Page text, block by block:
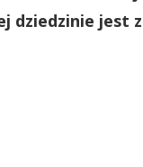
dziedzinie jest